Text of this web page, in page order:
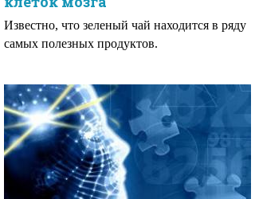
Известно, что зеленый чай находится в ряду
самых полезных продуктов.